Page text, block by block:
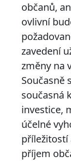
občanů,
ovlivní
zavedení
změny na
Současně
současná
investice,
účelné
příležitostí
příjem